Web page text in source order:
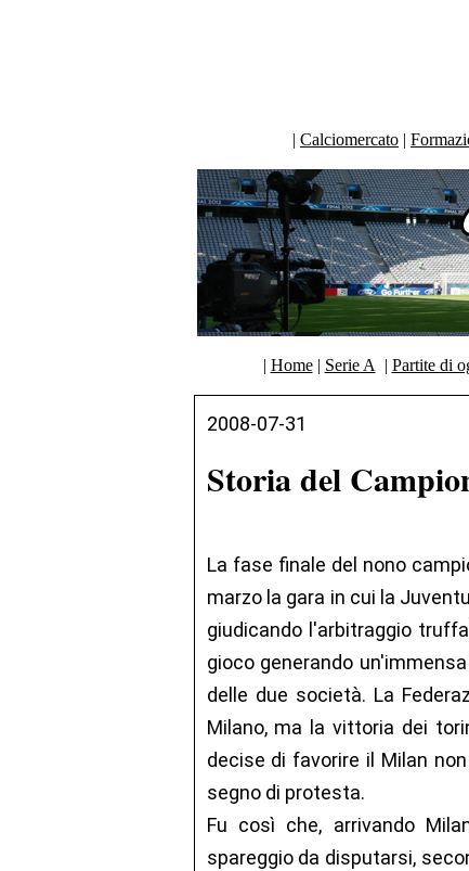
| Calciomercato |
| Home| Serie A | Partite di
2008-07-31
Storia del
La fase finale del nono
marzo la gara in cui la
giudicando l'arbitraggio
gioco generando
delle due società. La
Milano, ma la vittoria dei
decise di favorire il Milan
segno di protesta.
Fu così che, arrivando
spareggio da disputarsi,